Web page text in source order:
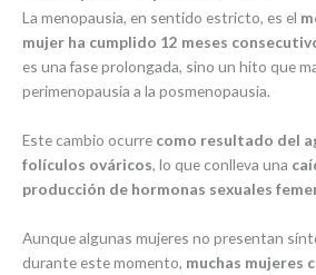
La menopausia, en sentido estricto, es el
mujer ha cumplido 12 meses
es una fase prolongada, sino un hito que
perimenopausia a la posmenopausia.
Este cambio ocurre como resultado del
folículos ováricos, lo que conlleva una
producción de hormonas sexuales
Aunque algunas mujeres no presentan
durante este momento, muchas mujeres